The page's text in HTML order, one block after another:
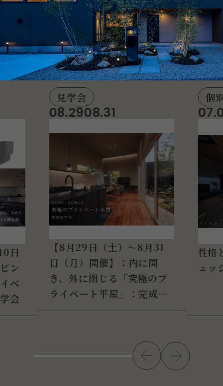
EVENT
イ ント
日
ン
ベ
会
見学会
08.2908.31
【8月29日（土）～8月31
日（月）開催】：内に開
き、外に閉じる「究極のプ
ライベート平屋」：完成見
学会
個
性格
ェッ